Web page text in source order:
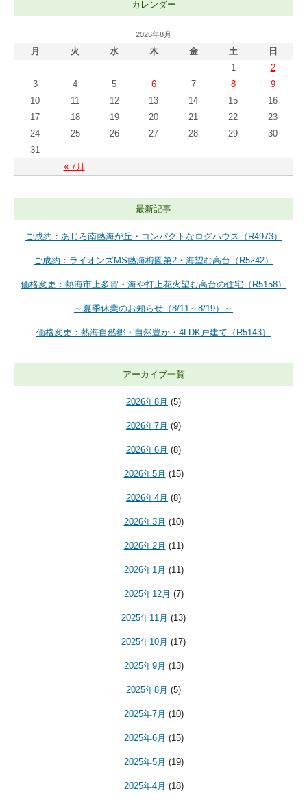
カレンダー
2026年8月
月 火 水 木 金 土 日
« 7月
1
2
3
4 5 6 7 8
9
10
11 12 13 14 15
16
17
18 19 20 21 22
23
24
25 26 27 28 29
30
31
最新記事
ご成約：あじろ南熱海が丘・コンパクトなログハウス（R4973）
ご成約：ライオンズMS熱海梅園第2・海望む高台（R5242）
価格変更：熱海市上多賀・海や打上花火望む高台の住宅（R5158）
～夏季休業のお知らせ（8/11～8/19）～
価格変更：熱海自然郷・自然豊か・4LDK戸建て（R5143）
アーカイブ一覧
2026年8月 (5)
2026年7月 (9)
2026年6月 (8)
2026年5月 (15)
2026年4月 (8)
2026年3月 (10)
2026年2月 (11)
2026年1月 (11)
2025年12月 (7)
2025年11月 (13)
2025年10月 (17)
2025年9月 (13)
2025年8月 (5)
2025年7月 (10)
2025年6月 (15)
2025年5月 (19)
2025年4月 (18)